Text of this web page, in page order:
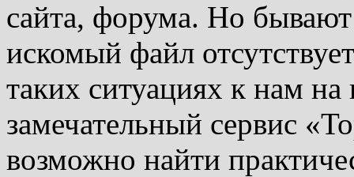
сайта, форума. Но бывают
искомый файл
таких ситуациях к нам
замечательный сервис
возможно найти